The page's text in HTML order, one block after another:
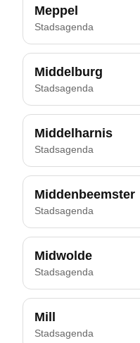
Meppel
Stadsagenda
Middelburg
Stadsagenda
Middelharnis
Stadsagenda
Middenbeemster
Stadsagenda
Midwolde
Stadsagenda
Mill
Stadsagenda